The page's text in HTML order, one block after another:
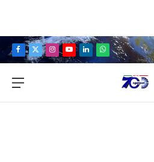
Facebook
X
Instagram
YouTubeLinkedInWhatsApp